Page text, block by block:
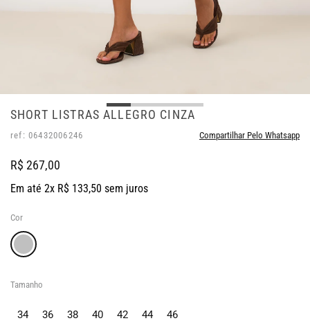
SHORT LISTRAS ALLEGRO CINZA
ref: 06432006246 Compartilhar Pelo Whatsapp
R$ 267,00
Em até 2x R$ 133,50 sem juros
Cor
Tamanho
34 36 38 40 42 44 46